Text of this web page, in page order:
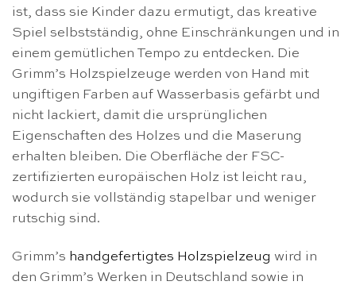
ist, dass sie Kinder dazu ermutigt, das kreative
Spiel selbstständig, ohne Einschränkungen und in
einem gemütlichen Tempo zu entdecken. Die
Grimm’s Holzspielzeuge werden von Hand mit
ungiftigen Farben auf Wasserbasis gefärbt und
nicht lackiert, damit die ursprünglichen
Eigenschaften des Holzes und die Maserung
erhalten bleiben. Die Oberfläche der FSC-
zertifizierten europäischen Holz ist leicht rau,
wodurch sie vollständig stapelbar und weniger
rutschig sind.
Grimm’s handgefertigtes Holzspielzeug wird in
den Grimm’s Werken in Deutschland sowie in